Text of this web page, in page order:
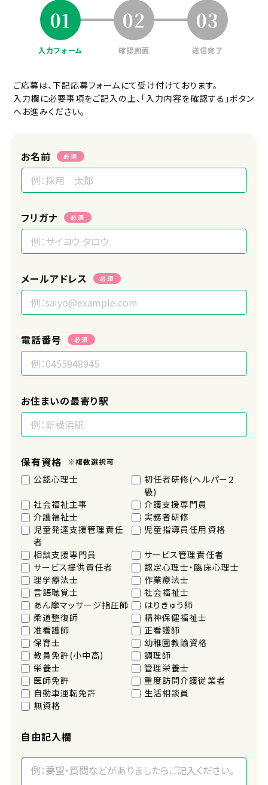
01
入力フォーム
02
確認画面
03
送信完了
ご応募は、下記応募フォームにて受け付けております。
入力欄に必要事項をご記入の上、「入力内容を確認する」ボタン
へお進みください。
お名前 必須
フリガナ 必須
メールアドレス 必須
電話番号 必須
お住まいの最寄り駅
保有資格 ※複数選択可
公認心理士
初任者研修(ヘルパー２
級)
社会福祉主事
介護支援専門員
介護福祉士
実務者研修
児童発達支援管理責任
者
児童指導員任用資格
相談支援専門員
サービス管理責任者
サービス提供責任者
認定心理士・臨床心理士
理学療法士
作業療法士
言語聴覚士
社会福祉士
あん摩マッサージ指圧師
はりきゅう師
柔道整復師
精神保健福祉士
准看護師
正看護師
保育士
幼稚園教諭資格
教員免許(小中高)
調理師
栄養士
管理栄養士
医師免許
重度訪問介護従業者
自動車運転免許
生活相談員
無資格
自由記入欄